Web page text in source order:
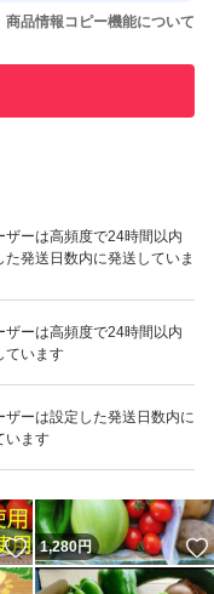
させた実績があります
績があります
ザーは高頻度で24時間以内
た発送日数内に発送していま
ザーは高頻度で24時間以内
ています
ザーは設定した発送日数内に
います
商品情報コピー機能について
いいね！
1,350
いいね！
1,280円